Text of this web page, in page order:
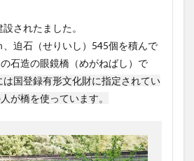
されたました。
、迫石（せりいし）545個を積んで
石造の眼鏡橋（めがねばし）で
国登録有形文化財に指定されてい
が橋を使っています。